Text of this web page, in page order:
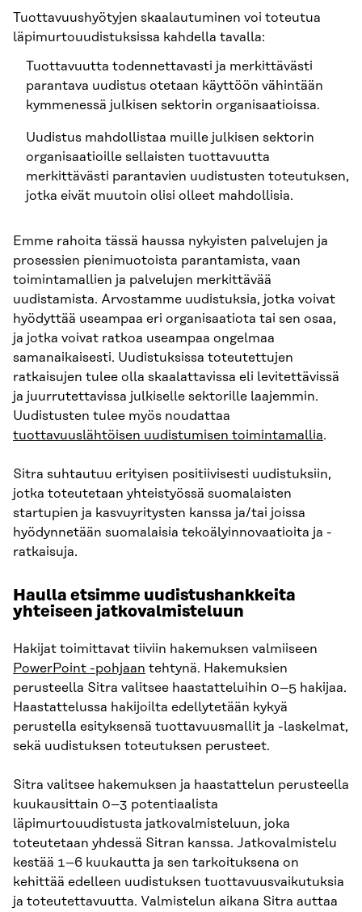
Tuottavuushyötyjen skaalautuminen voi toteutua
läpimurtouudistuksissa kahdella tavalla:
Tuottavuutta todennettavasti ja merkittävästi
parantava uudistus otetaan käyttöön vähintään
kymmenessä julkisen sektorin organisaatioissa.
Uudistus mahdollistaa muille julkisen sektorin
organisaatioille sellaisten tuottavuutta
merkittävästi parantavien uudistusten toteutuksen,
jotka eivät muutoin olisi olleet mahdollisia.
Emme rahoita tässä haussa nykyisten palvelujen ja
prosessien pienimuotoista parantamista, vaan
toimintamallien ja palvelujen merkittävää
uudistamista. Arvostamme uudistuksia, jotka voivat
hyödyttää useampaa eri organisaatiota tai sen osaa,
ja jotka voivat ratkoa useampaa ongelmaa
samanaikaisesti. Uudistuksissa toteutettujen
ratkaisujen tulee olla skaalattavissa eli levitettävissä
ja juurrutettavissa julkiselle sektorille laajemmin.
Uudistusten tulee myös noudattaa
tuottavuuslähtöisen uudistumisen toimintamallia.
Sitra suhtautuu erityisen positiivisesti uudistuksiin,
jotka toteutetaan yhteistyössä suomalaisten
startupien ja kasvuyritysten kanssa ja/tai joissa
hyödynnetään suomalaisia tekoälyinnovaatioita ja -
ratkaisuja.
Haulla etsimme uudistushankkeita
yhteiseen jatkovalmisteluun
Hakijat toimittavat tiiviin hakemuksen valmiiseen
PowerPoint -pohjaan tehtynä. Hakemuksien
perusteella Sitra valitsee haastatteluihin 0–5 hakijaa.
Haastattelussa hakijoilta edellytetään kykyä
perustella esityksensä tuottavuusmallit ja -laskelmat,
sekä uudistuksen toteutuksen perusteet.
Sitra valitsee hakemuksen ja haastattelun perusteella
kuukausittain 0–3 potentiaalista
läpimurtouudistusta jatkovalmisteluun, joka
toteutetaan yhdessä Sitran kanssa. Jatkovalmistelu
kestää 1–6 kuukautta ja sen tarkoituksena on
kehittää edelleen uudistuksen tuottavuusvaikutuksia
ja toteutettavuutta. Valmistelun aikana Sitra auttaa